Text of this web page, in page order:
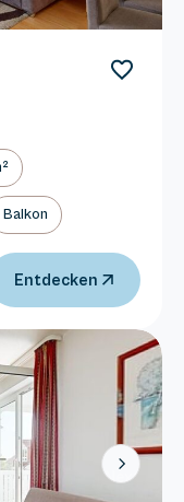
Balkon
Entdecken
Next